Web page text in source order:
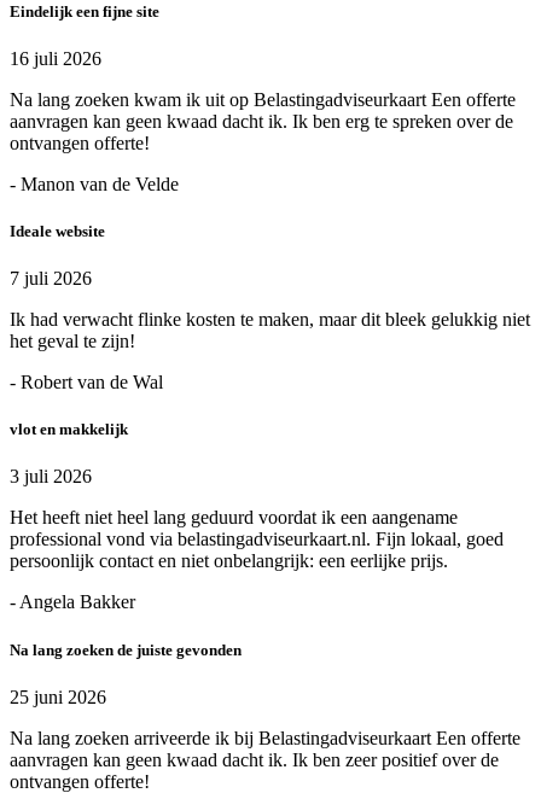
Eindelijk een fijne site
16 juli 2026
Na lang zoeken kwam ik uit op Belastingadviseurkaart Een offerte
aanvragen kan geen kwaad dacht ik. Ik ben erg te spreken over de
ontvangen offerte!
- Manon van de Velde
Ideale website
7 juli 2026
Ik had verwacht flinke kosten te maken, maar dit bleek gelukkig niet
het geval te zijn!
- Robert van de Wal
vlot en makkelijk
3 juli 2026
Het heeft niet heel lang geduurd voordat ik een aangename
professional vond via belastingadviseurkaart.nl. Fijn lokaal, goed
persoonlijk contact en niet onbelangrijk: een eerlijke prijs.
- Angela Bakker
Na lang zoeken de juiste gevonden
25 juni 2026
Na lang zoeken arriveerde ik bij Belastingadviseurkaart Een offerte
aanvragen kan geen kwaad dacht ik. Ik ben zeer positief over de
ontvangen offerte!